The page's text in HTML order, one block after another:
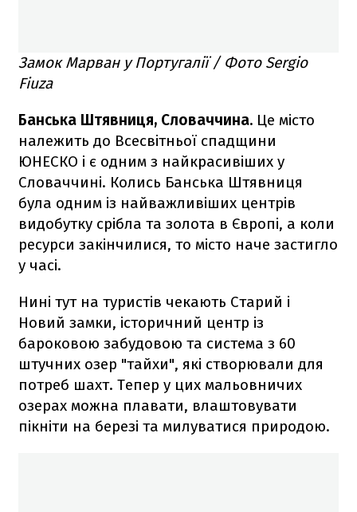
Замок Марван у Португалії / Фото Sergio
Fiuza
Банська Штявниця, Словаччина. Це місто
належить до Всесвітньої спадщини
ЮНЕСКО і є одним з найкрасивіших у
Словаччині. Колись Банська Штявниця
була одним із найважливіших центрів
видобутку срібла та золота в Європі, а коли
ресурси закінчилися, то місто наче застигло
у часі.
Нині тут на туристів чекають Старий і
Новий замки, історичний центр із
бароковою забудовою та система з 60
штучних озер "тайхи", які створювали для
потреб шахт. Тепер у цих мальовничих
озерах можна плавати, влаштовувати
пікніти на березі та милуватися природою.